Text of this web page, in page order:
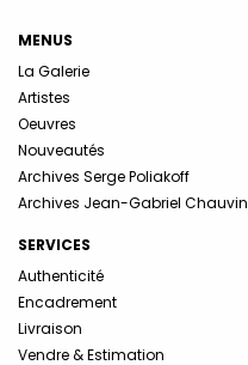
MENUS
La Galerie
Artistes
Oeuvres
Nouveautés
Archives Serge Poliakoff
Archives Jean-Gabriel Chauvin
SERVICES
Authenticité
Encadrement
Livraison
Vendre & Estimation